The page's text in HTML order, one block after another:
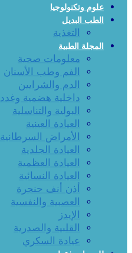
علوم وتكنولوجيا
الطب البديل
التغذية
المجلة الطبية
معلومات صحية
الفم وطب الأسنان
الدم والشرايين
داخلية هضمية وغدد
البولية والتناسلية
العيادة العينية
الأمراض السرطانية
العيادة الجلدية
العيادة العظمية
العيادة النسائية
أذن أنف حنجرة
العصبية والنفسية
الإيدز
القلبية والصدرية
عيادة السكري